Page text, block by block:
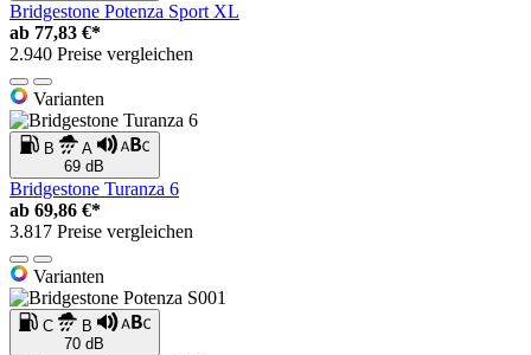
Bridgestone Potenza Sport XL
ab 77,83 €*
2.940 Preise vergleichen
Varianten
B
A
69 dB
Bridgestone Turanza 6
ab 69,86 €*
3.817 Preise vergleichen
Varianten
C
B
70 dB